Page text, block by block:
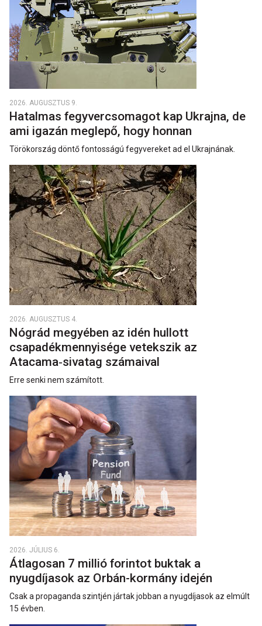
2026. AUGUSZTUS 9.
Hatalmas fegyvercsomagot kap Ukrajna, de
ami igazán meglepő, hogy honnan
Törökország döntő fontosságú fegyvereket ad el Ukrajnának.
2026. AUGUSZTUS 4.
Nógrád megyében az idén hullott
csapadékmennyisége vetekszik az
Atacama‑sivatag számaival
Erre senki nem számított.
2026. JÚLIUS 6.
Átlagosan 7 millió forintot buktak a
nyugdíjasok az Orbán-kormány idején
Csak a propaganda szintjén jártak jobban a nyugdíjasok az elmúlt
15 évben.